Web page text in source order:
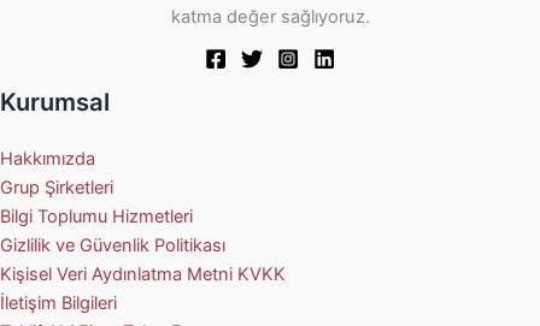
katma değer sağlıyoruz.
Kurumsal
Hakkımızda
Grup Şirketleri
Bilgi Toplumu Hizmetleri
Gizlilik ve Güvenlik Politikası
Kişisel Veri Aydınlatma Metni KVKK
İletişim Bilgileri